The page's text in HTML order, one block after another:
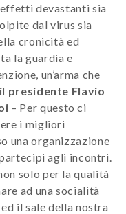
devastanti sia
dal virus sia
cronicità ed
la guardia e
un’arma che
presidente Flavio
– Per questo ci
i migliori
una organizzazione
agli incontri.
solo per la qualità
ad una socialità
il sale della nostra